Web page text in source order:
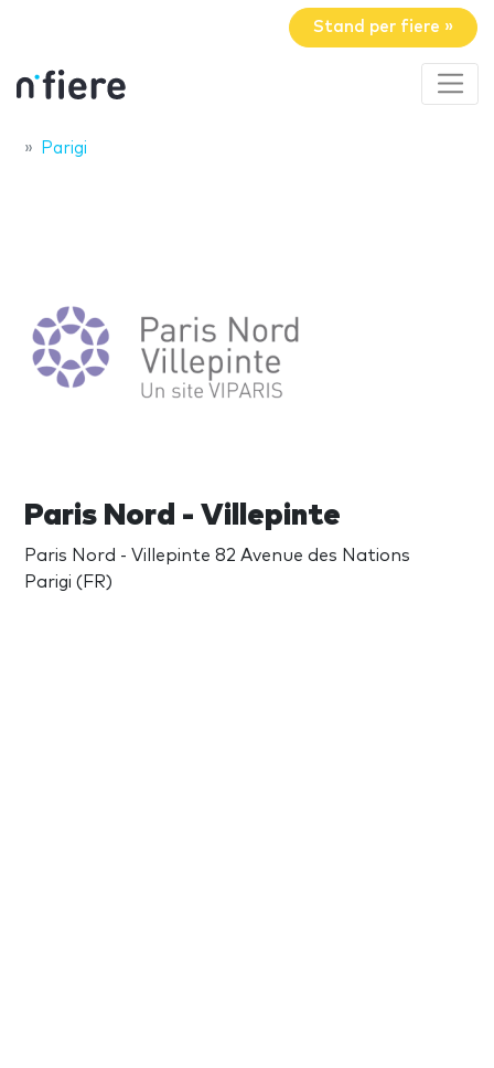
Stand per fiere »
Parigi
Paris Nord - Villepinte
Paris Nord - Villepinte 82 Avenue des Nations
Parigi (FR)